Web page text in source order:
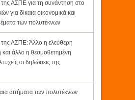
ΑΣΠΕ για τη συνάντηση στο
για δίκαια οικονομικά και
των πολυτέκνων
ΑΣΠΕ: Άλλο η ελεύθερη
και άλλο η θεσμοθετημένη
οι δηλώσεις της
αιτήματα των πολυτέκνων